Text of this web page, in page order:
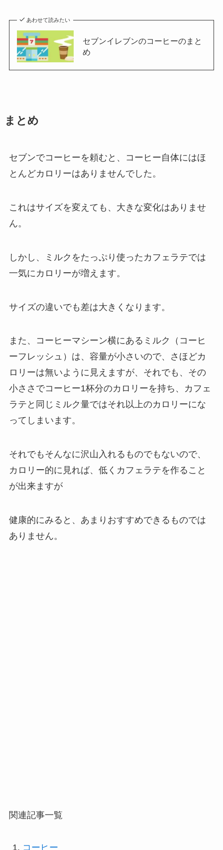
あわせて読みたい
セブンイレブンのコーヒーのまと
め
まとめ
セブンでコーヒーを頼むと、コーヒー自体にはほ
とんどカロリーはありませんでした。
これはサイズを変えても、大きな変化はありませ
ん。
しかし、ミルクをたっぷり使ったカフェラテでは
一気にカロリーが増えます。
サイズの違いでも差は大きくなります。
また、コーヒーマシーン横にあるミルク（コーヒ
ーフレッシュ）は、容量が小さいので、さほどカ
ロリーは無いように見えますが、それでも、その
小ささでコーヒー1杯分のカロリーを持ち、カフェ
ラテと同じミルク量ではそれ以上のカロリーにな
ってしまいます。
それでもそんなに沢山入れるものでもないので、
カロリー的に見れば、低くカフェラテを作ること
が出来ますが
健康的にみると、あまりおすすめできるものでは
ありません。
関連記事一覧
コーヒー